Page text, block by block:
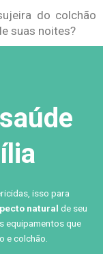
do colchão
suas noites?
isso para
natural de seu
equipamentos que
e colchão.